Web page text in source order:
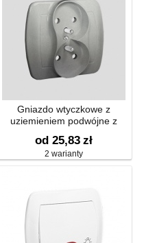
Gniazdo wtyczkowe z
uziemieniem podwójne z
od 25,83 zł
2 warianty